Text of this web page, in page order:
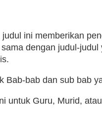
ini memberikan
dengan judul-
Bab-bab dan sub bab
untuk Guru, Murid,